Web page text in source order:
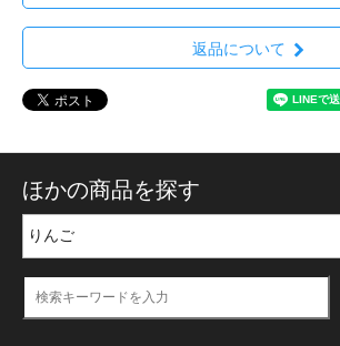
返品について
ほかの商品を探す